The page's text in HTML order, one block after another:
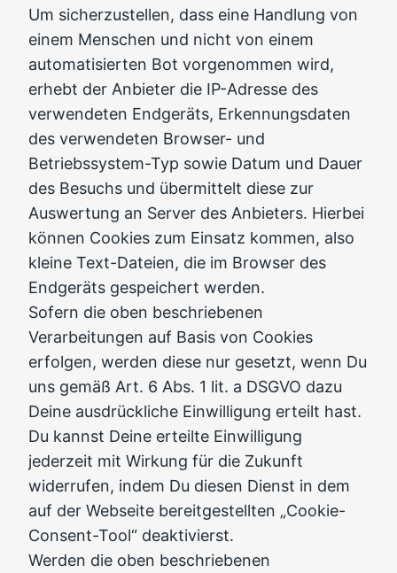
Um sicherzustellen, dass eine Handlung von
einem Menschen und nicht von einem
automatisierten Bot vorgenommen wird,
erhebt der Anbieter die IP-Adresse des
verwendeten Endgeräts, Erkennungsdaten
des verwendeten Browser- und
Betriebssystem-Typ sowie Datum und Dauer
des Besuchs und übermittelt diese zur
Auswertung an Server des Anbieters. Hierbei
können Cookies zum Einsatz kommen, also
kleine Text-Dateien, die im Browser des
Endgeräts gespeichert werden.
Sofern die oben beschriebenen
Verarbeitungen auf Basis von Cookies
erfolgen, werden diese nur gesetzt, wenn Du
uns gemäß Art. 6 Abs. 1 lit. a DSGVO dazu
Deine ausdrückliche Einwilligung erteilt hast.
Du kannst Deine erteilte Einwilligung
jederzeit mit Wirkung für die Zukunft
widerrufen, indem Du diesen Dienst in dem
auf der Webseite bereitgestellten „Cookie-
Consent-Tool“ deaktivierst.
Werden die oben beschriebenen